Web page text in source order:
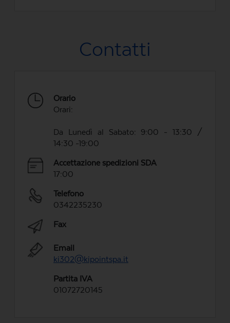
Contatti
Orario
Orari:
Da Lunedì al Sabato: 9:00 - 13:30 /
14:30 -19:00
Accettazione spedizioni SDA
17:00
Telefono
0342235230
Fax
Email
ki302@kipointspa.it
Partita IVA
01072720145